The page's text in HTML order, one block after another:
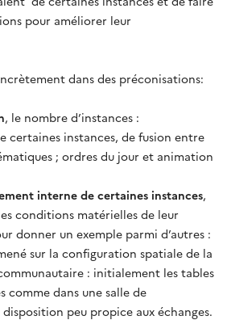
pour améliorer leur
dans des préconisations:
, le nombre d’instances :
certaines instances, de fusion entre
; ordres du jour et animation
interne de certaines instances,
conditions matérielles de leur
donner un exemple parmi d’autres :
sur la configuration spatiale de la
: initialement les tables
comme dans une salle de
peu propice aux échanges.